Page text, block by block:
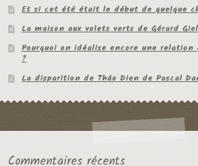
Et si cet été était le début de quelque
La maison aux volets verts de Gérard Giel
Pourquoi on idéalise encore une
?
La disparition de Thâo Dien de Pascal
Commentaires récents